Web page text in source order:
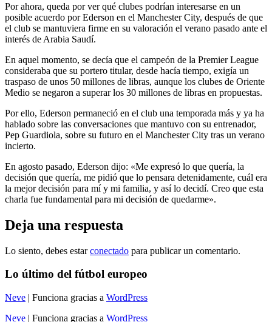
Por ahora, queda por ver qué clubes podrían interesarse en un
posible acuerdo por Ederson en el Manchester City, después de que
el club se mantuviera firme en su valoración el verano pasado ante el
interés de Arabia Saudí.
En aquel momento, se decía que el campeón de la Premier League
consideraba que su portero titular, desde hacía tiempo, exigía un
traspaso de unos 50 millones de libras, aunque los clubes de Oriente
Medio se negaron a superar los 30 millones de libras en propuestas.
Por ello, Ederson permaneció en el club una temporada más y ya ha
hablado sobre las conversaciones que mantuvo con su entrenador,
Pep Guardiola, sobre su futuro en el Manchester City tras un verano
incierto.
En agosto pasado, Ederson dijo: «Me expresó lo que quería, la
decisión que quería, me pidió que lo pensara detenidamente, cuál era
la mejor decisión para mí y mi familia, y así lo decidí. Creo que esta
charla fue fundamental para mi decisión de quedarme».
Deja una respuesta
Lo siento, debes estarconectado para publicar un comentario.
Lo último del fútbol europeo
Neve | Funciona gracias a WordPress
Neve | Funciona gracias a WordPress